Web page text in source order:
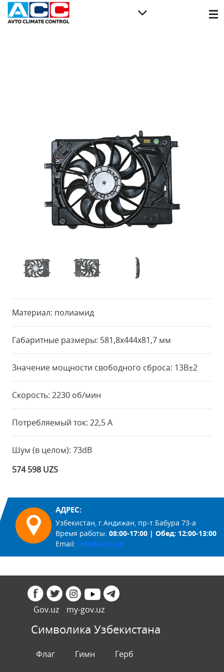
Материал: полиамид
Габаритные размеры: 581,8x444x81,7 мм
Значение мощности свободного сброса: 13В±2
Скорость: 2230 об/мин
Потребляемый ток: 22,5 А
Шум (в целом): 73dB
574 598 UZS
Gov.uz my-gov.uz
АДРЕС:
Узбекистан, г.Андижан, пр-т.Бабура 73-а
Время работы: 08:00-17:00 | Обед: 12:00-13:00
Email: info@uzcc.uz
Символика Узбекистана
Флаг Гимн Герб